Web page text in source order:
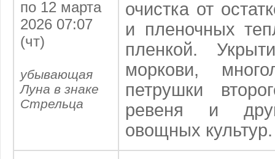
по 12 марта
2026 07:07
(чт)
убывающая
Луна в знаке
Стрельца
очистка от
и пленочных
пленкой.
моркови,
петрушки
ревеня и
овощных культур.